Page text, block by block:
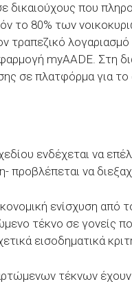
δικαιούχους που
το 80% των
τραπεζικό
myAADE. Στη
σε πλατφόρμα για
ενδέχεται να
προβλέπεται να
ενίσχυση από
τέκνο σε γονείς
εισοδηματικά
τέκνων